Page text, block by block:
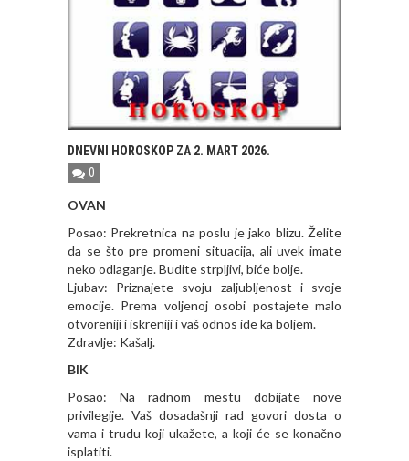
DNEVNI HOROSKOP ZA 2. MART 2026.
0
OVAN
Posao: Prekretnica na poslu je jako blizu. Želite
da se što pre promeni situacija, ali uvek imate
neko odlaganje. Budite strpljivi, biće bolje.
Ljubav: Priznajete svoju zaljubljenost i svoje
emocije. Prema voljenoj osobi postajete malo
otvoreniji i iskreniji i vaš odnos ide ka boljem.
Zdravlje: Kašalj.
BIK
Posao: Na radnom mestu dobijate nove
privilegije. Vaš dosadašnji rad govori dosta o
vama i trudu koji ukažete, a koji će se konačno
isplatiti.